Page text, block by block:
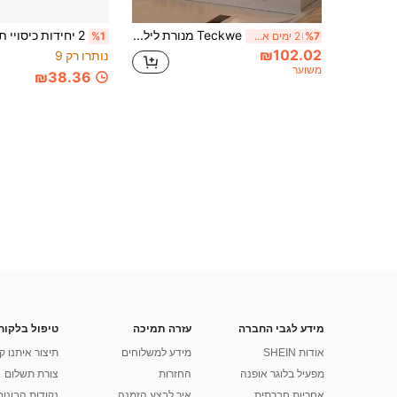
%7 2 ימים אחרונים Teckwe מנורת לילה וינטג' דלוקה בחיבור חשמלי עם זכוכית מקריפה של דלעת, מנורת שולח צד מודרנית חמודה בצבע זהב פליז, תאורה לחדר השינה, פיתח הבית, המשרד, שולחן העבודה והסלון
₪102.02
משוער
%1
נותרו רק 9
₪38.36
מידע לגבי החברה
אודות SHEIN
מפעיל בלוגר אופנה
עזרה תמיכה
מידע למשלוחים
החזרות
טיפול
תיצור איתנו
צורת תשלום